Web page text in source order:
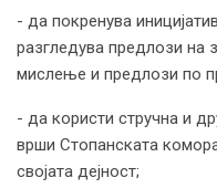
- да покренува
разгледува предлози на
мислење и предлози по
- да користи стручна и
врши Стопанската
својата дејност;